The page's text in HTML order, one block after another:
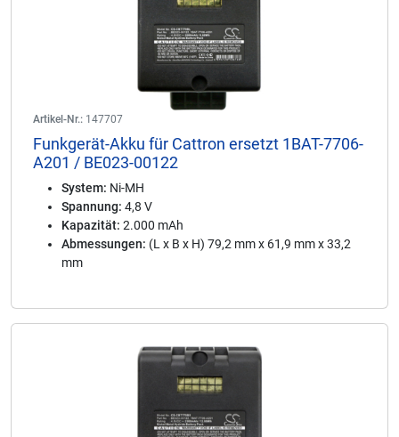
Artikel-Nr.: 147707
Funkgerät-Akku für Cattron ersetzt 1BAT-7706-
A201 / BE023-00122
System: Ni-MH
Spannung: 4,8 V
Kapazität: 2.000 mAh
Abmessungen: (L x B x H) 79,2 mm x 61,9 mm x 33,2
mm